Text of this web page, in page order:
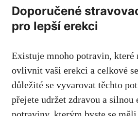
Doporučené
pro lepší erekci
Existuje mnoho potravin, které
ovlivnit vaši erekci a celkové
důležité se vyvarovat těchto
přejete udržet zdravou a silnou